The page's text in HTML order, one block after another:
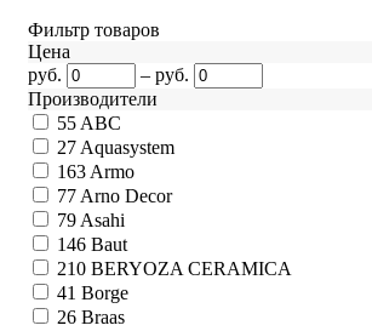
Фильтр товаров
Цена
руб.
– руб.
Производители
55 ABC
27 Aquasystem
163 Armo
77 Arno Decor
79 Asahi
146 Baut
210 BERYOZA CERAMICA
41 Borge
26 Braas